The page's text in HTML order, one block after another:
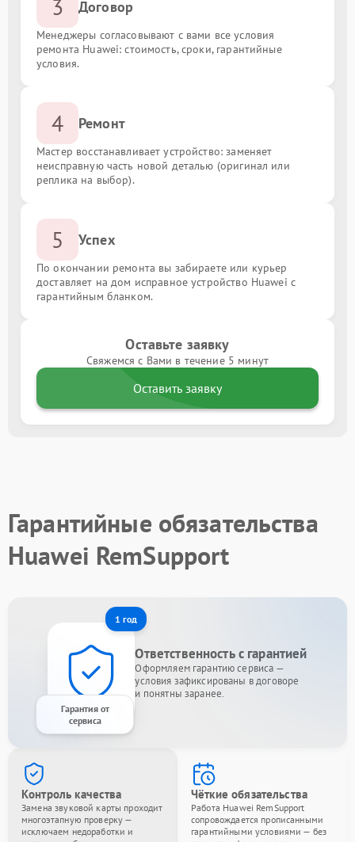
3 Договор
Менеджеры согласовывают с вами все условия
ремонта Huawei: стоимость, сроки, гарантийные
условия.
4 Ремонт
Мастер восстанавливает устройство: заменяет
неисправную часть новой деталью (оригинал или
реплика на выбор).
5 Успех
По окончании ремонта вы забираете или курьер
доставляет на дом исправное устройство Huawei с
гарантийным бланком.
Оставьте заявку
Свяжемся с Вами в течение 5 минут
Оставить заявку
Гарантийные обязательства
Huawei RemSupport
1 год
Гарантия от
сервиса
Ответственность с гарантией
Оформляем гарантию сервиса —
условия зафиксированы в договоре
и понятны заранее.
Контроль качества
Замена звуковой карты проходит
многоэтапную проверку —
исключаем недоработки и
Чёткие обязательства
Работа Huawei RemSupport
сопровождается прописанными
гарантийными условиями — без